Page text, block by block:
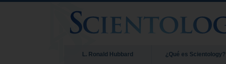
L. Ronald Hubbard ¿Qué es Scientology?